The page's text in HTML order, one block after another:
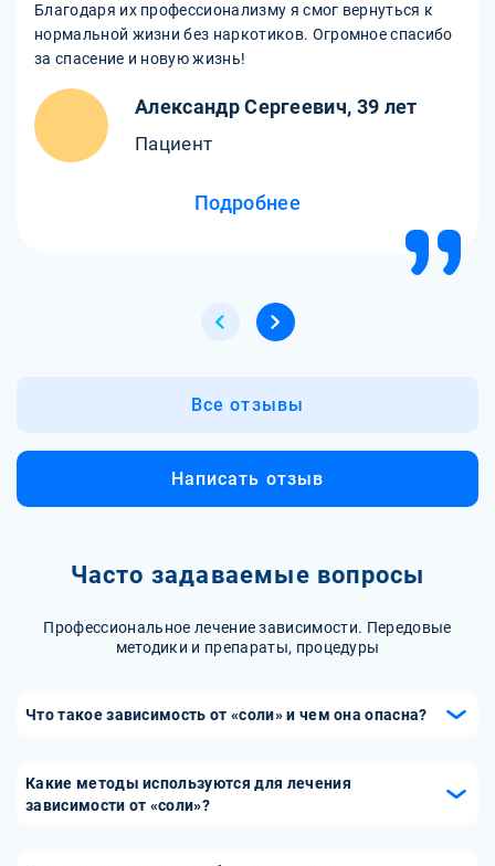
Благодаря их профессионализму я смог вернуться к
нормальной жизни без наркотиков. Огромное спасибо
за спасение и новую жизнь!
Александр Сергеевич, 39 лет
Пациент
Подробнее
Все отзывы
Написать отзыв
Часто задаваемые вопросы
Профессиональное лечение зависимости. Передовые
методики и препараты, процедуры
Что такое зависимость от «соли» и чем она опасна?
мощными психоактивными эффектами, такими как
эйфория, повышенная энергия и изменение восприятия.
Какие методы используются для лечения
зависимости от «соли»?